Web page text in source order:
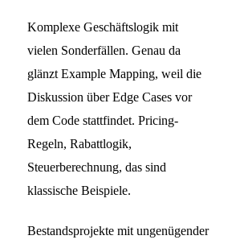
Komplexe Geschäftslogik mit
vielen Sonderfällen. Genau da
glänzt Example Mapping, weil die
Diskussion über Edge Cases vor
dem Code stattfindet. Pricing-
Regeln, Rabattlogik,
Steuerberechnung, das sind
klassische Beispiele.
Bestandsprojekte mit ungenügender